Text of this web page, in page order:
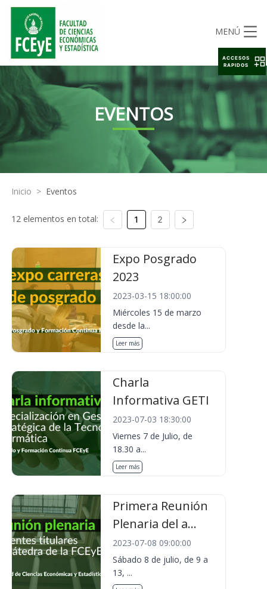
MENÚ
EVENTOS
Inicio > Eventos
12 elementos en total: 1 2
Expo Posgrado
2023
2023-03-15 18:00:00
Miércoles 15 de marzo
desde la...
Leer más
Charla
Informativa GETI
2023-07-03 18:30:00
Viernes 7 de Julio, de
18.30 a...
Leer más
Primera Reunión
Plenaria del a...
2023-07-08 09:00:00
Sábado 8 de julio, de 9 a
13, ...
ACCESOS
RAPIDOS